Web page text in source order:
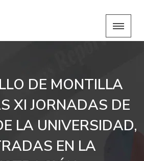
DE MONTILLA
XI JORNADAS DE
LA UNIVERSIDAD,
EN LA